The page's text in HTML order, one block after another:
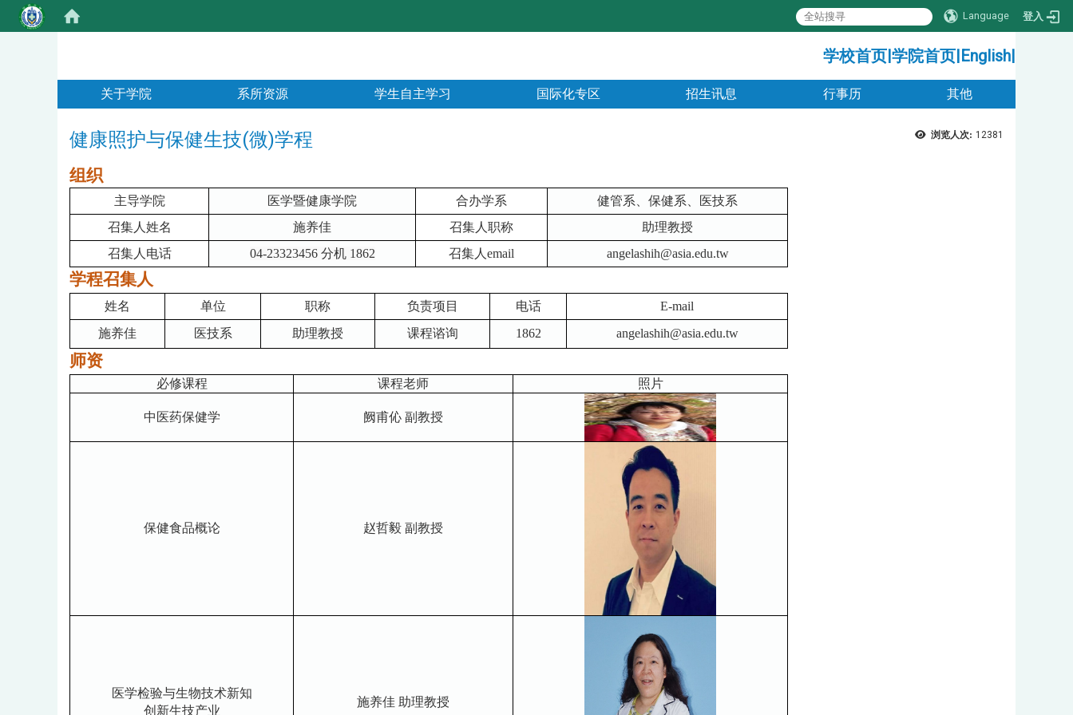
Language 登入
学校首页|学院首页|English|
关于学院 系所资源 学生自主学习 国际化专区 招生讯息 行事历 其他
浏览人次: 12381
健康照护与保健生技(微)学程
组织
主导学院 医学暨健康学院 合办学系
健管系、保健系、医技系
召集人姓名
施养佳 召集人职称
助理教授
召集人电话
04-23323456 分机 1862 召集人email angelashih@asia.edu.tw
学程召集人
姓名 单位 职称 负责项目 电话
E-mail
施养佳
医技系 助理教授 课程谘询 1862 angelashih@asia.edu.tw
师资
必修课程 课程老师 照片
中医药保健学 阙甫伈 副教授
保健食品概论 赵哲毅 副教授
医学检验与生物技术新知
创新生技产业
施养佳 助理教授